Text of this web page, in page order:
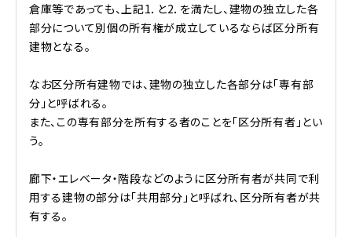
倉庫等であっても、上記1．と2．を満たし、建物の独立した各
部分について別個の所有権が成立しているならば区分所有
建物となる。
なお区分所有建物では、建物の独立した各部分は「専有部
分」と呼ばれる。
また、この専有部分を所有する者のことを「区分所有者」とい
う。
廊下・エレベータ・階段などのように区分所有者が共同で利
用する建物の部分は「共用部分」と呼ばれ、区分所有者が共
有する。